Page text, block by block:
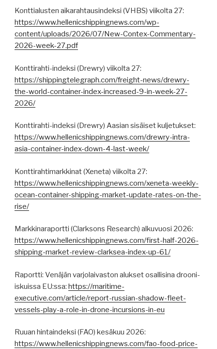
Konttialusten aikarahtausindeksi (VHBS) viikolta 27:
https://www.hellenicshippingnews.com/wp-
content/uploads/2026/07/New-Contex-Commentary-
2026-week-27.pdf
Konttirahti-indeksi (Drewry) viikolta 27:
https://shippingtelegraph.com/freight-news/drewry-
the-world-container-index-increased-9-in-week-27-
2026/
Konttirahti-indeksi (Drewry) Aasian sisäiset kuljetukset:
https://www.hellenicshippingnews.com/drewry-intra-
asia-container-index-down-4-last-week/
Konttirahtimarkkinat (Xeneta) viikolta 27:
https://www.hellenicshippingnews.com/xeneta-weekly-
ocean-container-shipping-market-update-rates-on-the-
rise/
Markkinaraportti (Clarksons Research) alkuvuosi 2026:
https://www.hellenicshippingnews.com/first-half-2026-
shipping-market-review-clarksea-index-up-61/
Raportti: Venäjän varjolaivaston alukset osallisina drooni-
iskuissa EU:ssa: https://maritime-
executive.com/article/report-russian-shadow-fleet-
vessels-play-a-role-in-drone-incursions-in-eu
Ruuan hintaindeksi (FAO) kesäkuu 2026:
https://www.hellenicshippingnews.com/fao-food-price-